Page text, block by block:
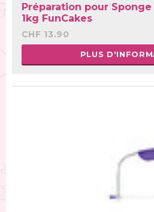
Préparation pour Sponge
1kg FunCakes
CHF 13.90
PLUS